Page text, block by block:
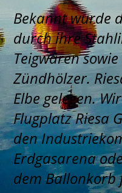
Bekannt wurde
durch ihre
Teigwaren
Zündhölzer.
Elbe gelegen.
Flugplatz Riesa
den
Erdgasarena
dem